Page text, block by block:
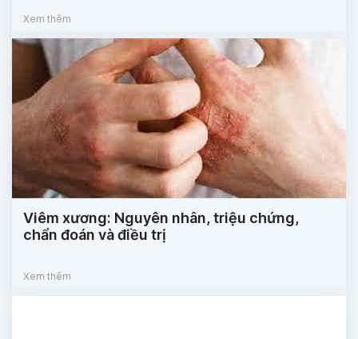
Xem thêm
Viêm xương: Nguyên nhân, triệu chứng,
chẩn đoán và điều trị
Xem thêm